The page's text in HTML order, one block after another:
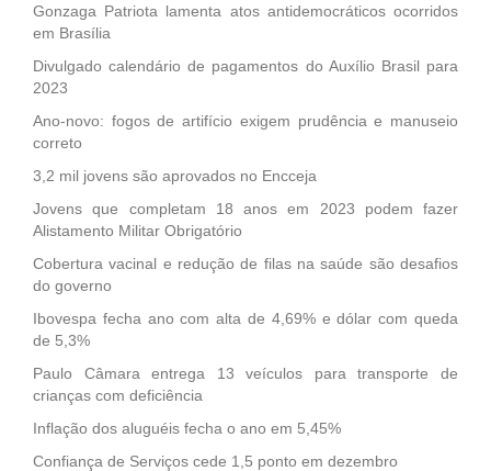
Gonzaga Patriota lamenta atos antidemocráticos ocorridos
em Brasília
Divulgado calendário de pagamentos do Auxílio Brasil para
2023
Ano-novo: fogos de artifício exigem prudência e manuseio
correto
3,2 mil jovens são aprovados no Encceja
Jovens que completam 18 anos em 2023 podem fazer
Alistamento Militar Obrigatório
Cobertura vacinal e redução de filas na saúde são desafios
do governo
Ibovespa fecha ano com alta de 4,69% e dólar com queda
de 5,3%
Paulo Câmara entrega 13 veículos para transporte de
crianças com deficiência
Inflação dos aluguéis fecha o ano em 5,45%
Confiança de Serviços cede 1,5 ponto em dezembro